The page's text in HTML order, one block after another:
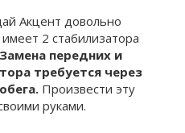
Акцент довольно
2 стабилизатора
Замена передних и
требуется через
Произвести эту
руками.